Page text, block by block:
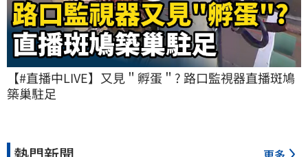
【#直播中LIVE】又見＂孵蛋＂? 路口監視器直播斑鳩
築巢駐足